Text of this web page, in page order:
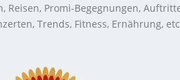
Reisen, Promi-Begegnungen,
Trends, Fitness, Ernährung,